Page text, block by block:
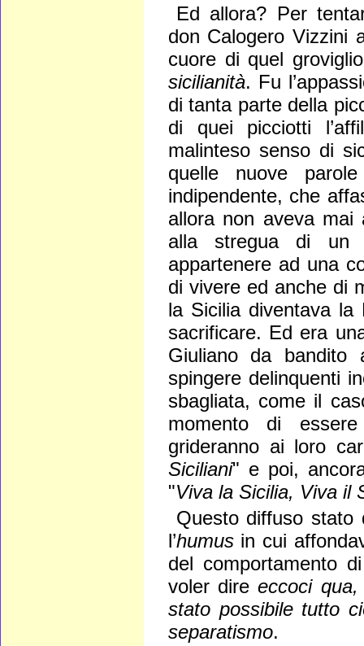
Ed allora? Per
don Calogero Vizzini
cuore di quel
sicilianità. Fu
di tanta parte della
di quei picciotti
malinteso senso di
quelle nuove
indipendente, che
allora non aveva mai
alla stregua di un
appartenere ad una
di vivere ed anche di
la Sicilia diventava
sacrificare. Ed era
Giuliano da bandito
spingere delinquenti
sbagliata, come il
momento di
grideranno ai loro
Siciliani" e poi,
"Viva la Sicilia, Viva il
Questo diffuso stato
l’humusin cui
del comportamento
voler direeccoci
stato possibile tutto
separatismo.